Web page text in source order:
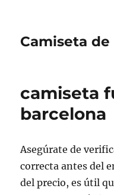
Camiseta
camiseta
barcelona
Asegúrate de
correcta antes del
del precio, es útil